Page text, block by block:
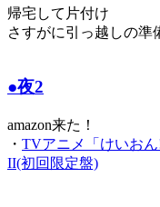
帰宅して片付け
さすがに引っ越しの準
●夜2
amazon来た！
・ TVアニメ「けいお
II(初回限定盤)